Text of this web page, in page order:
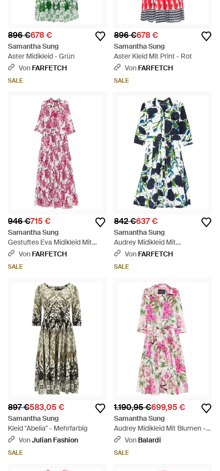
896 €678 €
Samantha Sung
Aster Midikleid - Grün
Von FARFETCH
SALE
896 €678 €
Samantha Sung
Aster Kleid Mit Print - Rot
Von FARFETCH
SALE
946 €715 €
Samantha Sung
Gestuftes Eva Midikleid Mit
Blumenprint - Pink
Von FARFETCH
SALE
842 €637 €
Samantha Sung
Audrey Midikleid Mit
Blumenprint - Blau
Von FARFETCH
SALE
897 €583,05 €
Samantha Sung
Kleid "Abelia" - Mehrfarbig
VonJulian Fashion
SALE
1.190,95 €699,95 €
Samantha Sung
Audrey Midikleid Mit Blumen -
WeißVon Balardi
SALE